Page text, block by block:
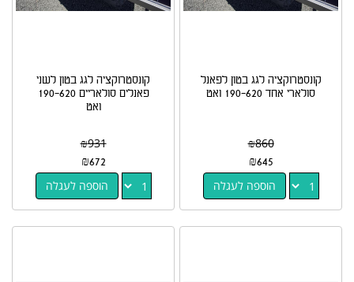
קונסטרוקציה לגג בטון לפאנל
סולארי אחד 190-620 ואט
₪860
₪645
הוספה לעגלה
קונסטרוקציה לגג בטון לשני
פאנלים סולאריים 190-620
ואט
₪931
₪672
הוספה לעגלה